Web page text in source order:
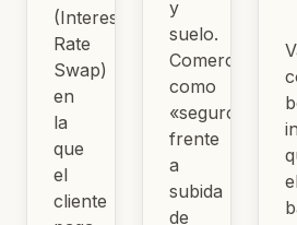
(Interest
Rate
Swap)
en
la
que
el
cliente
y
suelo.
como
«seguro»
frente
a
subida
de